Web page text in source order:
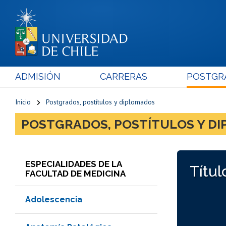
ADMISIÓN CARRERAS
Inicio Postgrados, postítulos y diplomados
POSTGRADOS, POSTÍTULOS Y
ESPECIALIDADES DE LA
FACULTAD DE MEDICINA
Adolescencia